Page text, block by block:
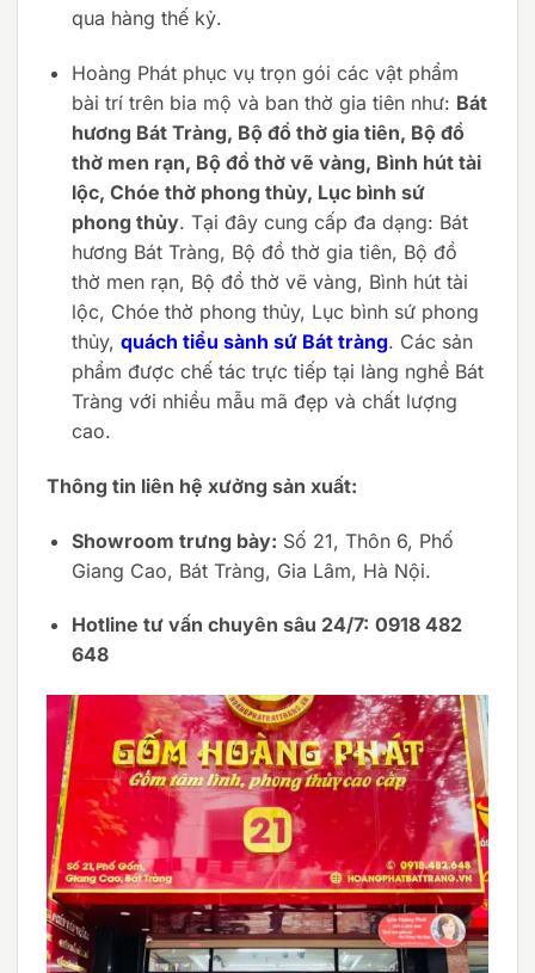
qua hàng thế kỷ.
Hoàng Phát phục vụ trọn gói các vật phẩm
bài trí trên bia mộ và ban thờ gia tiên như: Bát
hương Bát Tràng, Bộ đồ thờ gia tiên, Bộ đồ
thờ men rạn, Bộ đồ thờ vẽ vàng, Bình hút tài
lộc, Chóe thờ phong thủy, Lục bình sứ
phong thủy. Tại đây cung cấp đa dạng: Bát
hương Bát Tràng, Bộ đồ thờ gia tiên, Bộ đồ
thờ men rạn, Bộ đồ thờ vẽ vàng, Bình hút tài
lộc, Chóe thờ phong thủy, Lục bình sứ phong
thủy, quách tiểu sành sứ Bát tràng. Các sản
phẩm được chế tác trực tiếp tại làng nghề Bát
Tràng với nhiều mẫu mã đẹp và chất lượng
cao.
Thông tin liên hệ xưởng sản xuất:
Showroom trưng bày: Số 21, Thôn 6, Phố
Giang Cao, Bát Tràng, Gia Lâm, Hà Nội.
Hotline tư vấn chuyên sâu 24/7: 0918 482
648